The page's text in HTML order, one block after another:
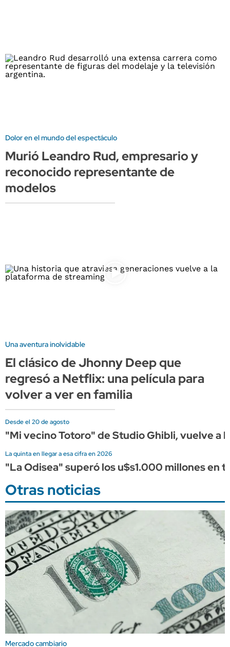
Dolor en el mundo del espectáculo
Murió Leandro Rud, empresario y
reconocido representante de
modelos
Una aventura inolvidable
El clásico de Jhonny Deep que
regresó a Netflix: una película para
volver a ver en familia
Desde el 20 de agosto
"Mi vecino Totoro" de Studio Ghibli, vuelve a
La quinta en llegar a esa cifra en 2026
"La Odisea" superó los u$s1.000 millones en
Otras noticias
Mercado cambiario